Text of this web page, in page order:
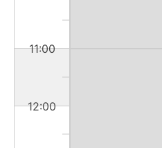
11:00
12:00